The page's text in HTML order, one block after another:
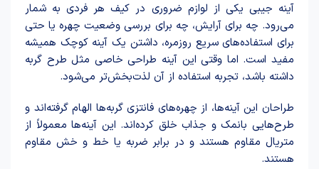
آینه جیبی یکی از لوازم ضروری در کیف هر فردی به شمار
می‌رود. چه برای آرایش، چه برای بررسی وضعیت چهره یا حتی
برای استفاده‌های سریع روزمره، داشتن یک آینه کوچک همیشه
مفید است. اما وقتی این آینه طراحی خاصی مثل طرح گربه
داشته باشد، تجربه استفاده از آن لذت‌بخش‌تر می‌شود.
طراحان این آینه‌ها، از چهره‌های فانتزی گربه‌ها الهام گرفته‌اند و
طرح‌هایی بانمک و جذاب خلق کرده‌اند. این آینه‌ها معمولاً از
متریال مقاوم هستند و در برابر ضربه یا خط و خش مقاوم
هستند.